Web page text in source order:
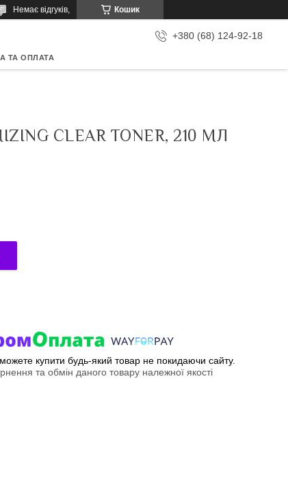
Кошик
Немає відгуків,
+380 (68) 124-92-18
ТА ОПЛАТА
CLEAR TONER, 210 МЛ
купити будь-який товар не покидаючи сайту.
та обмін даного товару належної якості